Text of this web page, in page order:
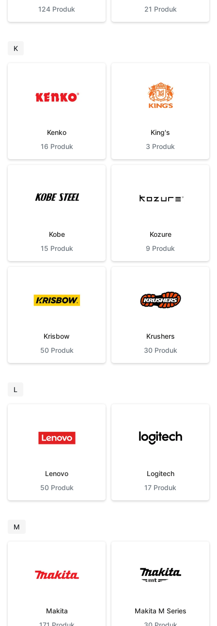
124 Produk
21 Produk
K
Kenko
16 Produk
King's
3 Produk
Kobe
15 Produk
Kozure
9 Produk
Krisbow
50 Produk
Krushers
30 Produk
L
Lenovo
50 Produk
Logitech
17 Produk
M
Makita
Makita M Series